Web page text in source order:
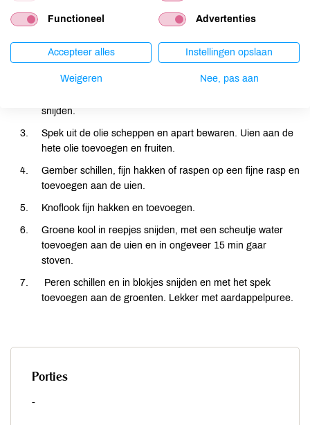
Spek uitbakken in olie.
Ui schillen, op de wortelkant neerzetten en halveren. Beide
snijden.
Spek uit de olie scheppen en apart bewaren. Uien aan de
hete olie toevoegen en fruiten.
Gember schillen, fijn hakken of raspen op een fijne rasp en
toevoegen aan de uien.
Knoflook fijn hakken en toevoegen.
Groene kool in reepjes snijden, met een scheutje water
toevoegen aan de uien en in ongeveer 15 min gaar
stoven.
Peren schillen en in blokjes snijden en met het spek
toevoegen aan de groenten. Lekker met aardappelpuree.
Porties
-
Functioneel Advertenties
Accepteer alles Instellingen opslaan
Weigeren Nee, pas aan